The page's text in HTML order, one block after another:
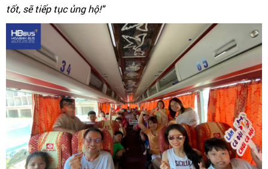
tốt, sẽ tiếp tục ủng hộ!"